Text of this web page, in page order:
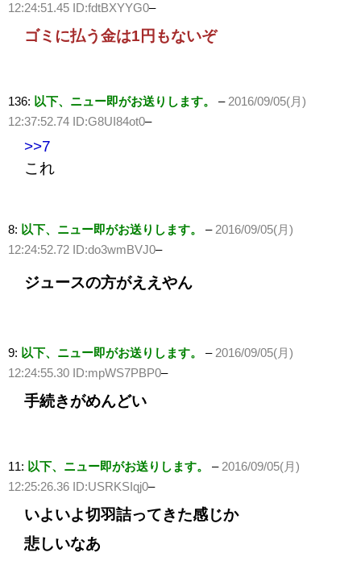
12:24:51.45 ID:fdtBXYYG0–
ゴミに払う金は1円もないぞ
136: 以下、ニュー即がお送りします。 –2016/09/05(月)
12:37:52.74 ID:G8UI84ot0–
>>7
これ
8: 以下、ニュー即がお送りします。 –2016/09/05(月)
12:24:52.72 ID:do3wmBVJ0–
ジュースの方がええやん
9: 以下、ニュー即がお送りします。 –2016/09/05(月)
12:24:55.30 ID:mpWS7PBP0–
手続きがめんどい
11: 以下、ニュー即がお送りします。 –2016/09/05(月)
12:25:26.36 ID:USRKSIqj0–
いよいよ切羽詰ってきた感じか
悲しいなあ